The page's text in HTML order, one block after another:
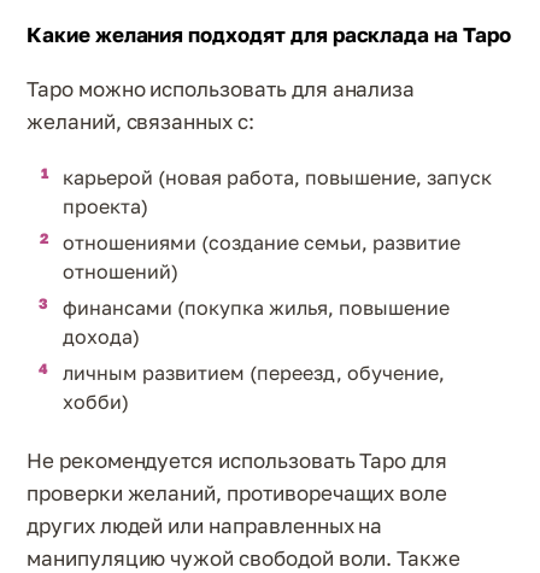
Какие желания подходят для расклада на Таро
Таро можно использовать для анализа
желаний, связанных с:
карьерой (новая работа, повышение, запуск
проекта)
отношениями (создание семьи, развитие
отношений)
финансами (покупка жилья, повышение
дохода)
личным развитием (переезд, обучение,
хобби)
Не рекомендуется использовать Таро для
проверки желаний, противоречащих воле
других людей или направленных на
манипуляцию чужой свободой воли. Также